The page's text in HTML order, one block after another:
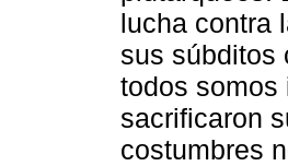
lucha contra
sus súbditos
todos somos
sacrificaron
costumbres